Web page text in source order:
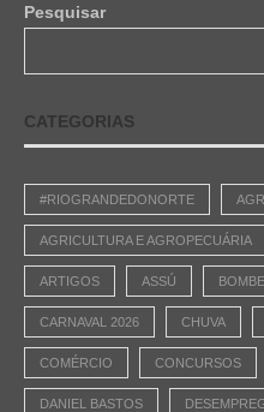
Pesquisar
CATEGORIAS
#RIOGRANDEDONORTE
AGRICULTURA E AGROPECUÁRIA
ARTIGOS ASSÚ
CARNAVAL 2026 CHUVA
COMÉRCIO CONCURSOS
DANIEL BASTOS